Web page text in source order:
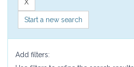
Start a new search
Add filters: